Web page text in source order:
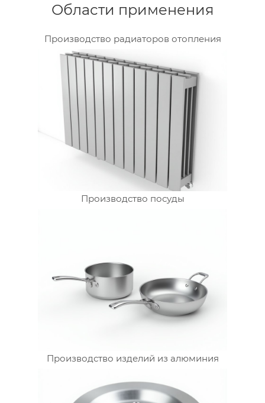
Области применения
Производство радиаторов отопления
Производство посуды
Производство изделий из алюминия